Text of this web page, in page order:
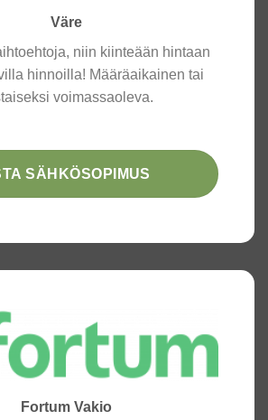
Väre
niin kiinteään hintaan
hinnoilla! Määräaikainen tai
voimassaoleva.
SÄHKÖSOPIMUS
Fortum Vakio